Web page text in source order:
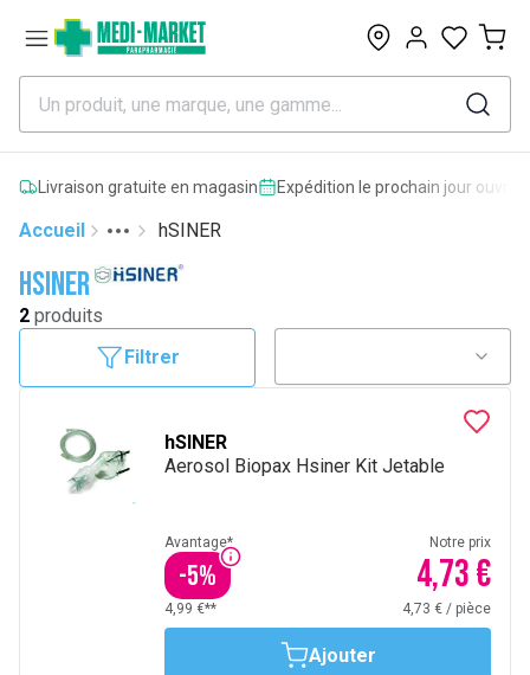
0
Livraison gratuite en magasin Expédition le prochain jour
Accueil
More
Toggle menu
hSINER
hSINER
2 produits
Filtrer
hSINER
Aerosol Biopax Hsiner Kit Jetable
Avantage*
-5%
Notre prix
4,73 €
4,99 €** 4,73 € / pièce
Ajouter